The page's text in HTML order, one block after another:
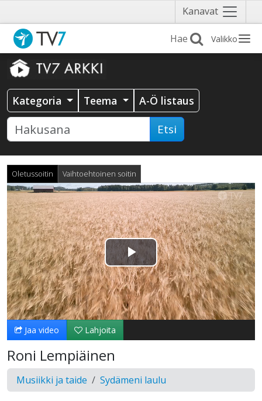
Kanavat Näytä
valikko
Valikko
Kategoria Teema A-Ö listaus
Etsi
Oletussoitin Vaihtoehtoinen soitin
Toista
Video
Jaa video Lahjoita
Roni Lempiäinen
Musiikki ja taide Sydämeni laulu